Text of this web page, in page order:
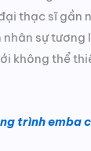
thạc sĩ gần
sự tương
không thể
trình emba